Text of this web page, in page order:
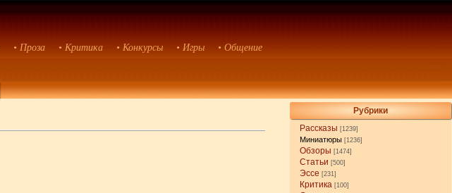
• Проза • Критика • Конкурсы • Игры • Общение
Рубрики
Рассказы [1239]
Миниатюры [1236]
Обзоры [1474]
Статьи [500]
Эссе [231]
Критика [100]